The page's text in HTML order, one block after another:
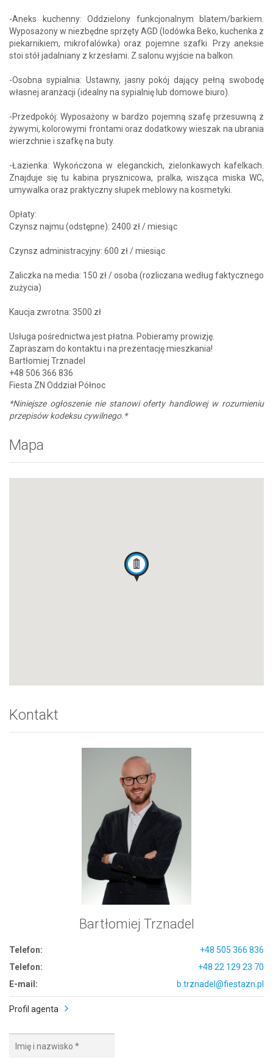
-Aneks kuchenny: Oddzielony funkcjonalnym blatem/barkiem.
Wyposażony w niezbędne sprzęty AGD (lodówka Beko, kuchenka z
piekarnikiem, mikrofalówka) oraz pojemne szafki. Przy aneksie
stoi stół jadalniany z krzesłami. Z salonu wyjście na balkon.
-Osobna sypialnia: Ustawny, jasny pokój dający pełną swobodę
własnej aranżacji (idealny na sypialnię lub domowe biuro).
-Przedpokój: Wyposażony w bardzo pojemną szafę przesuwną z
żywymi, kolorowymi frontami oraz dodatkowy wieszak na ubrania
wierzchnie i szafkę na buty.
-Łazienka: Wykończona w eleganckich, zielonkawych kafelkach.
Znajduje się tu kabina prysznicowa, pralka, wisząca miska WC,
umywalka oraz praktyczny słupek meblowy na kosmetyki.
Opłaty:
Czynsz najmu (odstępne): 2400 zł / miesiąc
Czynsz administracyjny: 600 zł / miesiąc
Zaliczka na media: 150 zł / osoba (rozliczana według faktycznego
zużycia)
Kaucja zwrotna: 3500 zł
Usługa pośrednictwa jest płatna. Pobieramy prowizję.
Zapraszam do kontaktu i na prezentację mieszkania!
Bartłomiej Trznadel
+48 506 366 836
Fiesta ZN Oddział Północ
*Niniejsze ogłoszenie nie stanowi oferty handlowej w rozumieniu
przepisów kodeksu cywilnego.*
Mapa
Kontakt
Bartłomiej Trznadel
Telefon:
+48 505 366 836
Telefon:
+48 22 129 23 70
E-mail:
b.trznadel@fiestazn.pl
Profil agenta